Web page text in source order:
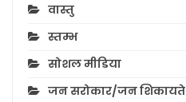
वास्तु
स्तम्भ
सोशल मीडिया
जन सरोकार/जन शिकायते